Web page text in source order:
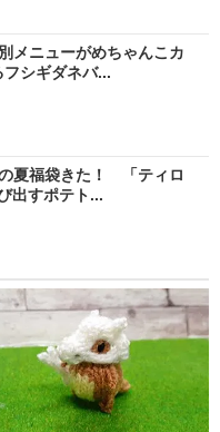
メニューがめちゃんこカ
シギダネバ...
夏福袋きた！ 「ティロ
出すポテト...